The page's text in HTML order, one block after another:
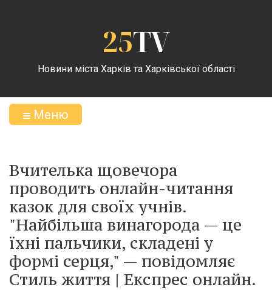
25TV
Новини міста Харків та Харківської області
Меню
Вчителька щовечора
проводить онлайн-читання
казок для своїх учнів.
"Найбільша винагорода — це
їхні пальчики, складені у
формі серця," — повідомляє
Стиль життя | Експрес онлайн.